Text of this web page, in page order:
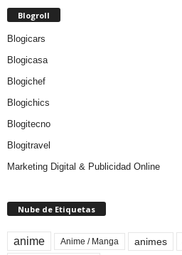
Blogroll
Blogicars
Blogicasa
Blogichef
Blogichics
Blogitecno
Blogitravel
Marketing Digital & Publicidad Online
Nube de Etiquetas
anime Anime / Manga animes